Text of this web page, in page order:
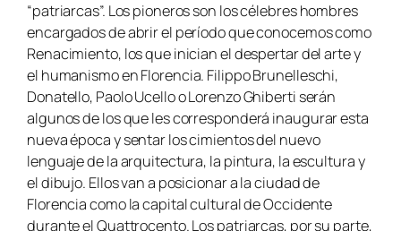
“patriarcas”. Los pioneros son los célebres hombres
encargados de abrir el período que conocemos como
Renacimiento, los que inician el despertar del arte y
el humanismo en Florencia. Filippo Brunelleschi,
Donatello, Paolo Ucello o Lorenzo Ghiberti serán
algunos de los que les corresponderá inaugurar esta
nueva época y sentar los cimientos del nuevo
lenguaje de la arquitectura, la pintura, la escultura y
el dibujo. Ellos van a posicionar a la ciudad de
Florencia como la capital cultural de Occidente
durante el Quattrocento. Los patriarcas, por su parte,